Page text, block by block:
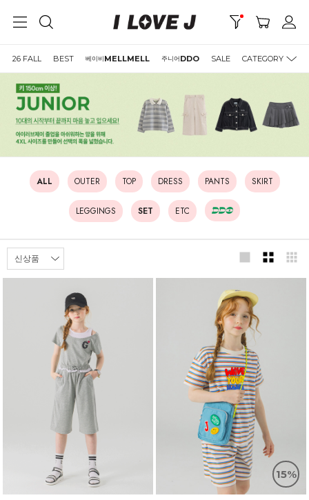
26 FALL BEST 베이비MELLMELL 주니어DDO SALE CATEGORY
ALL OUTER TOP DRESS PANTS SKIRT
LEGGINGS SET ETC
15%